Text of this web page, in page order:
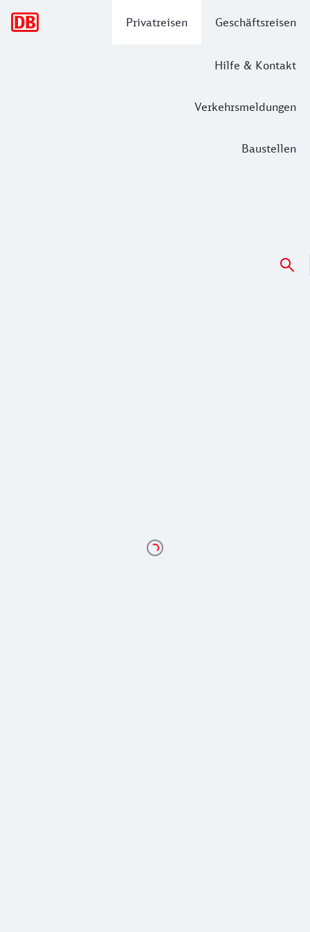
Privatreisen Geschäftsreisen
Hilfe & Kontakt
Verkehrsmeldungen
Baustellen